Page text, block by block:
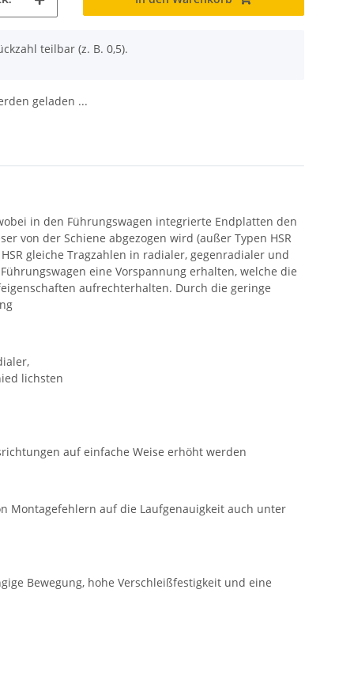
teilbar (z. B. 0,5).
geladen ...
in den Führungswagen integrierte Endplatten den
von der Schiene abgezogen wird (außer Typen HSR
gleiche Tragzahlen in radialer, gegenradialer und
eine Vorspannung erhalten, welche die
aufrechterhalten. Durch die geringe
lichsten
auf einfache Weise erhöht werden
Montagefehlern auf die Laufgenauigkeit auch unter
Bewegung, hohe Verschleißfestigkeit und eine